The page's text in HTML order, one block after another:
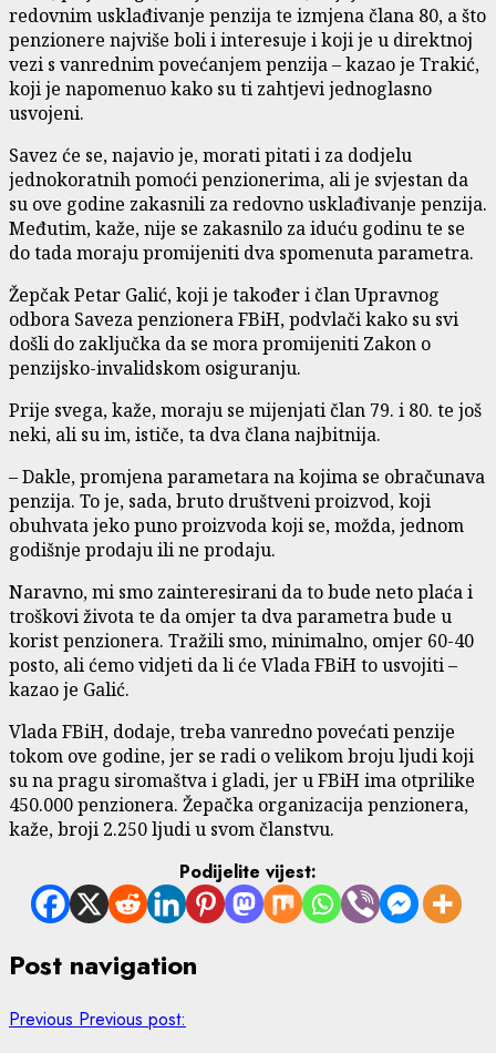
redovnim usklađivanje penzija te izmjena člana 80, a što
penzionere najviše boli i interesuje i koji je u direktnoj
vezi s vanrednim povećanjem penzija – kazao je Trakić,
koji je napomenuo kako su ti zahtjevi jednoglasno
usvojeni.
Savez će se, najavio je, morati pitati i za dodjelu
jednokoratnih pomoći penzionerima, ali je svjestan da
su ove godine zakasnili za redovno usklađivanje penzija.
Međutim, kaže, nije se zakasnilo za iduću godinu te se
do tada moraju promijeniti dva spomenuta parametra.
Žepčak Petar Galić, koji je također i član Upravnog
odbora Saveza penzionera FBiH, podvlači kako su svi
došli do zaključka da se mora promijeniti Zakon o
penzijsko-invalidskom osiguranju.
Prije svega, kaže, moraju se mijenjati član 79. i 80. te još
neki, ali su im, ističe, ta dva člana najbitnija.
– Dakle, promjena parametara na kojima se obračunava
penzija. To je, sada, bruto društveni proizvod, koji
obuhvata jeko puno proizvoda koji se, možda, jednom
godišnje prodaju ili ne prodaju.
Naravno, mi smo zainteresirani da to bude neto plaća i
troškovi života te da omjer ta dva parametra bude u
korist penzionera. Tražili smo, minimalno, omjer 60-40
posto, ali ćemo vidjeti da li će Vlada FBiH to usvojiti –
kazao je Galić.
Vlada FBiH, dodaje, treba vanredno povećati penzije
tokom ove godine, jer se radi o velikom broju ljudi koji
su na pragu siromaštva i gladi, jer u FBiH ima otprilike
450.000 penzionera. Žepačka organizacija penzionera,
kaže, broji 2.250 ljudi u svom članstvu.
Podijelite vijest:
Post navigation
Previous Previous post: